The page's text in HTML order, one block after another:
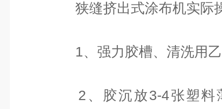
狭缝挤出式涂布机实际
1、强力胶槽、清洗用乙
2、胶沉放3-4张塑料